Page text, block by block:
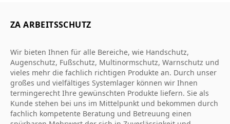
ZA ARBEITSSCHUTZ
Wir bieten Ihnen für alle Bereiche, wie Handschutz,
Augenschutz, Fußschutz, Multinormschutz, Warnschutz und
vieles mehr die fachlich richtigen Produkte an. Durch unser
großes und vielfältiges Systemlager können wir Ihnen
termingerecht Ihre gewünschten Produkte liefern. Sie als
Kunde stehen bei uns im Mittelpunkt und bekommen durch
fachlich kompetente Beratung und Betreuung einen